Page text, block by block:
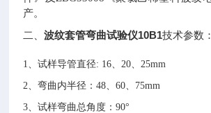
产。
二、波纹套管弯曲试验仪10B1技术参数：
1、试样导管直径: 16、20、25mm
2、弯曲内半径：48、60、75mm
3、试样弯曲总角度：90°